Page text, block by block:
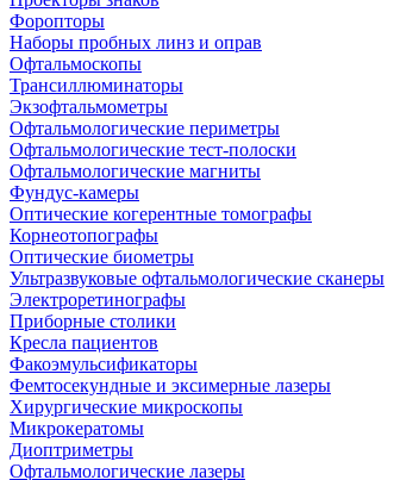
Форопторы
Наборы пробных линз и оправ
Офтальмоскопы
Трансиллюминаторы
Экзофтальмометры
Офтальмологические периметры
Офтальмологические тест-полоски
Офтальмологические магниты
Фундус-камеры
Оптические когерентные томографы
Корнеотопографы
Оптические биометры
Ультразвуковые офтальмологические сканеры
Электроретинографы
Приборные столики
Кресла пациентов
Факоэмульсификаторы
Фемтосекундные и эксимерные лазеры
Хирургические микроскопы
Микрокератомы
Диоптриметры
Офтальмологические лазеры